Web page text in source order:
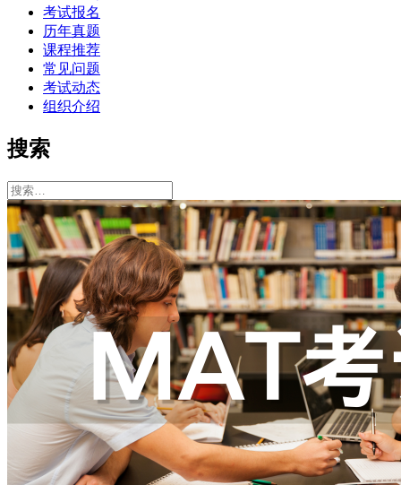
考试报名
历年真题
课程推荐
常见问题
考试动态
组织介绍
搜索
搜
索：